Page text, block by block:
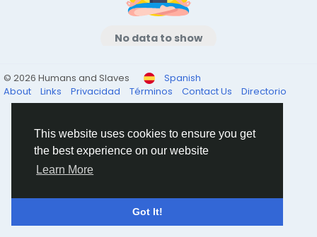
This website uses cookies to ensure you get
the best experience on our website
Learn More
Got It!
No data to show
© 2026 Humans and Slaves
Spanish
About
Links Privacidad Términos Contact Us Directorio